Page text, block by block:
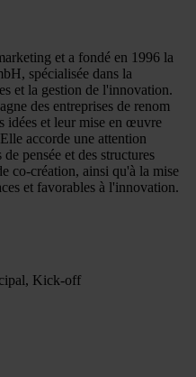
et a fondé en 1996 la
spécialisée dans la
et la gestion de l'innovation.
des entreprises de renom
idées et leur mise en œuvre
accorde une attention
pensée et des structures
co-création, ainsi qu'à la mise
et favorables à l'innovation.
Kick-off